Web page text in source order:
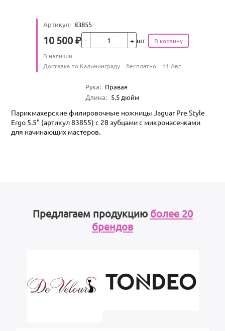
Артикул: 83855
Цена
10 500 ₽ шт
Количество
В наличии
Условия доставки
Доставка по Калининграду бесплатно 11 Авг
Характеристики
Рука: Правая
Длина: 5.5 дюйм
Парикмахерские филировочные ножницы Jaguar Pre Style
Ergo 5.5" (артикул 83855) с 28 зубцами с микронасечками
для начинающих мастеров.
Предлагаем продукцию более 20
брендов